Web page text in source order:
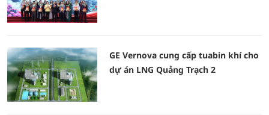
GE Vernova cung cấp tuabin khí cho
dự án LNG Quảng Trạch 2